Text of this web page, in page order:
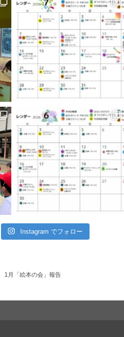
Instagram でフォロー
1月「絵本の会」報告